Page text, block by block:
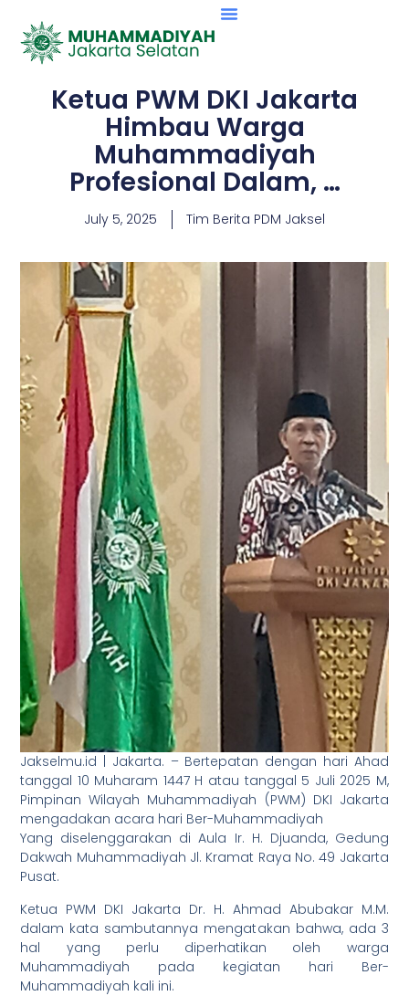
Ketua PWM DKI Jakarta
Himbau Warga
Muhammadiyah
Profesional Dalam, …
July 5, 2025 Tim Berita PDM Jaksel
Jakselmu.id | Jakarta. – Bertepatan dengan hari Ahad
tanggal 10 Muharam 1447 H atau tanggal 5 Juli 2025 M,
Pimpinan Wilayah Muhammadiyah (PWM) DKI Jakarta
mengadakan acara hari Ber-Muhammadiyah
Yang diselenggarakan di Aula Ir. H. Djuanda, Gedung
Dakwah Muhammadiyah Jl. Kramat Raya No. 49 Jakarta
Pusat.
Ketua PWM DKI Jakarta Dr. H. Ahmad Abubakar M.M.
dalam kata sambutannya mengatakan bahwa, ada 3
hal yang perlu diperhatikan oleh warga
Muhammadiyah pada kegiatan hari Ber-
Muhammadiyah kali ini.